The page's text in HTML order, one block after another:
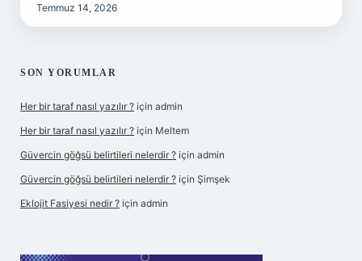
Temmuz 14, 2026
SON YORUMLAR
Her bir taraf nasıl yazılır ? için admin
Her bir taraf nasıl yazılır ? için Meltem
Güvercin göğsü belirtileri nelerdir ? için admin
Güvercin göğsü belirtileri nelerdir ? için Şimşek
Eklojit Fasiyesi nedir ? için admin